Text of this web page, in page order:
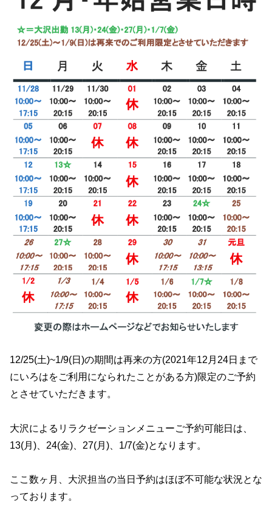
12/25(土)~1/9(日)の期間は再来の方(2021年12月24日まで
にいろはをご利用になられたことがある方)限定のご予約
とさせていただきます。
大沢によるリラクゼーションメニューご予約可能日は、
13(月)、24(金)、27(月)、1/7(金)となります。
ここ数ヶ月、大沢担当の当日予約はほぼ不可能な状況とな
っております。